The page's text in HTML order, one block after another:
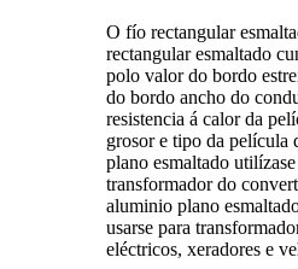
O fío rectangular
rectangular esmaltado
polo valor do bordo
do bordo ancho do
resistencia á calor da
grosor e tipo da película
plano esmaltado
transformador do
aluminio plano
usarse para
eléctricos, xeradores e